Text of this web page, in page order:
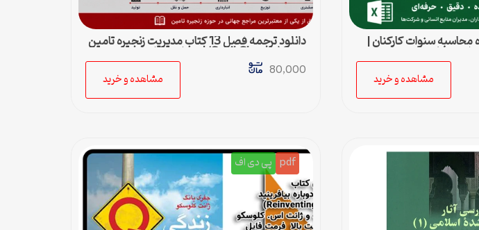
محاسبه سنوات کارکنان |
و پایان کار
مشاهده و خرید
دانلود ترجمه فصل 13 کتاب مدیریت زنجیره تامین
چوپرا (Sunil Chopra) | حمل و نقل در زنجیره
تامین
80,000
مشاهده و خرید
pdf پی دی اف